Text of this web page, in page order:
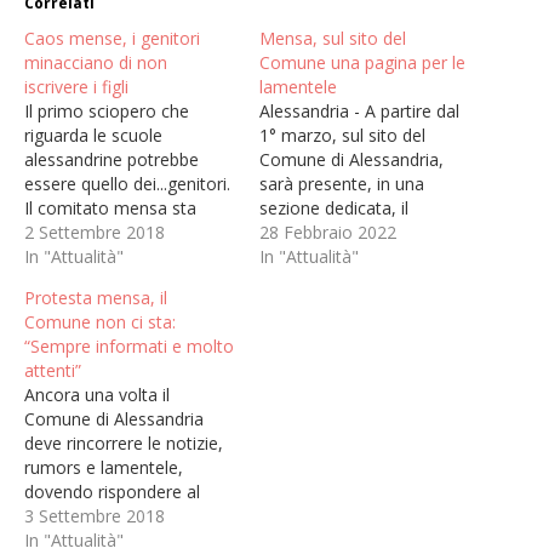
Caos mense, i genitori
minacciano di non
iscrivere i figli
Il primo sciopero che
riguarda le scuole
alessandrine potrebbe
essere quello dei...genitori.
Il comitato mensa sta
pensando ad uno sciopero
senza precedenti: "alla
finora per quanto riguarda
il servizio di refezione
scolastica", scrivono,
" vista la mancanza di
comunicazione con
l’utenza, visto che ad oggi
non sappiamo ancora…
2 Settembre 2018
In "Attualità"
Mensa, sul sito del
Comune una pagina per le
lamentele
Alessandria - A partire dal
1° marzo, sul sito del
Comune di Alessandria,
sarà presente, in una
sezione dedicata, il
modulo per segnalare i
problemi inerenti a
28 Febbraio 2022
In "Attualità"
Protesta mensa, il
Comune non ci sta:
“Sempre informati e molto
attenti”
Ancora una volta il
Comune di Alessandria
deve rincorrere le notizie,
rumors e lamentele,
dovendo rispondere al
Comitato mensa e alla
paventata minaccia di non
3 Settembre 2018
In "Attualità"